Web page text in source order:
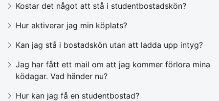
Kostar det något att stå i studentbostadskön?
Hur aktiverar jag min köplats?
Kan jag stå i bostadskön utan att ladda upp intyg?
Jag har fått ett mail om att jag kommer förlora mina
ködagar. Vad händer nu?
Hur kan jag få en studentbostad?